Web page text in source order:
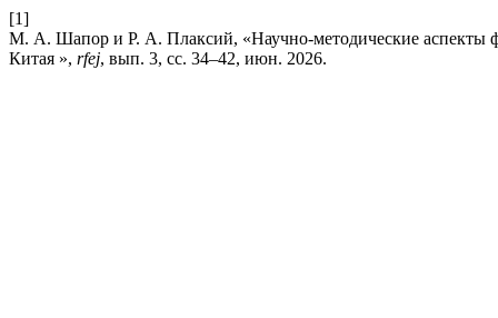
[1]
М. А. Шапор и Р. А. Плаксий, «Научно-методические аспекты
Китая », rfej, вып. 3, сс. 34–42, июн. 2026.